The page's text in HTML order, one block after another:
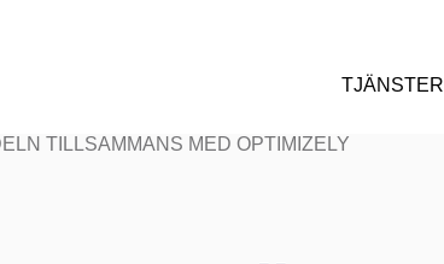
TJÄNSTER
TILLSAMMANS MED OPTIMIZELY